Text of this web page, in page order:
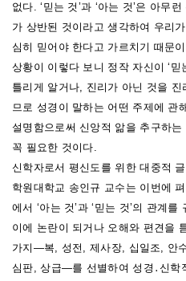
없다. ‘믿는 것’과 ‘아는 것’은 아무
가 상반된 것이라고 생각하여 우리
심히 믿어야 한다고 가르치기 때문
상황이 이렇다 보니 정작 자신이 ‘
틀리게 알거나, 진리가 아닌 것을
므로 성경이 말하는 어떤 주제에 관
설명함으로써 신앙적 앎을 추구하
꼭 필요한 것이다.
신학자로서 평신도를 위한 대중적
학원대학교 송인규 교수는 이번에
에서 ‘아는 것’과 ‘믿는 것’의 관계
이에 논란이 되거나 오해와 편견을
가지―복, 성전, 제사장, 십일조, 안
심판, 상급―를 선별하여 성경․신학